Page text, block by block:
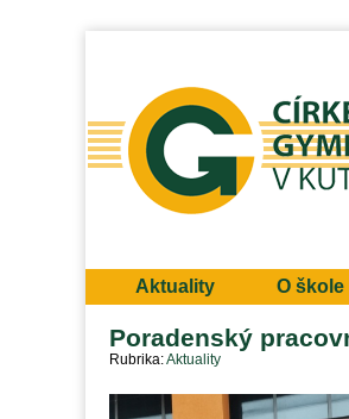
Aktuality O škole
Poradenský
Rubrika Aktuality